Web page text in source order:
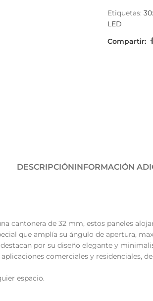
Etiquetas:
LED
Compartir:
DESCRIPCIÓNINFORMACIÓN
cantonera de 32 mm, estos paneles
que amplía su ángulo de apertura,
por su diseño elegante y
comerciales y residenciales,
espacio.